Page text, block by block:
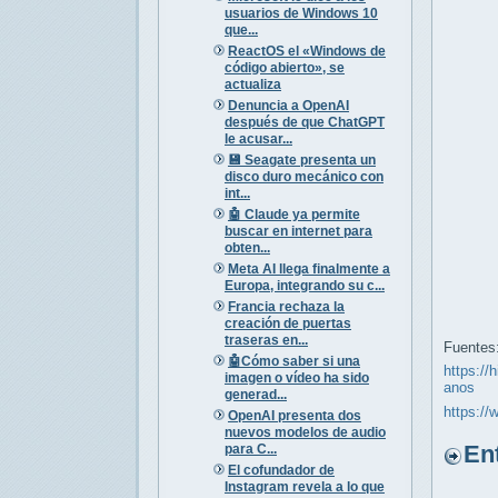
usuarios de Windows 10
que...
ReactOS el «Windows de
código abierto», se
actualiza
Denuncia a OpenAI
después de que ChatGPT
le acusar...
💾 Seagate presenta un
disco duro mecánico con
int...
🤖 Claude ya permite
buscar en internet para
obten...
Meta AI llega finalmente a
Europa, integrando su c...
Francia rechaza la
creación de puertas
traseras en...
🤖Cómo saber si una
imagen o vídeo ha sido
generad...
OpenAI presenta dos
nuevos modelos de audio
para C...
El cofundador de
Instagram revela a lo que
https://
anos
https://